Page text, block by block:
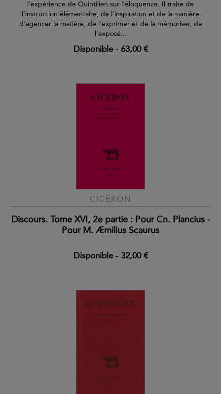
l'expérience de Quintilien sur l'éloquence. Il traite de
l'instruction élémentaire, de l'inspiration et de la manière
d'agencer la matière, de l'exprimer et de la mémoriser, de
l'exposé...
Disponible- 63,00 €
CICÉRON
Discours. Tome XVI, 2e partie : Pour Cn. Plancius -
Pour M. Æmilius Scaurus
Disponible- 32,00 €